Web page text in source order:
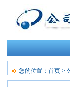
您的位置： 首页 >